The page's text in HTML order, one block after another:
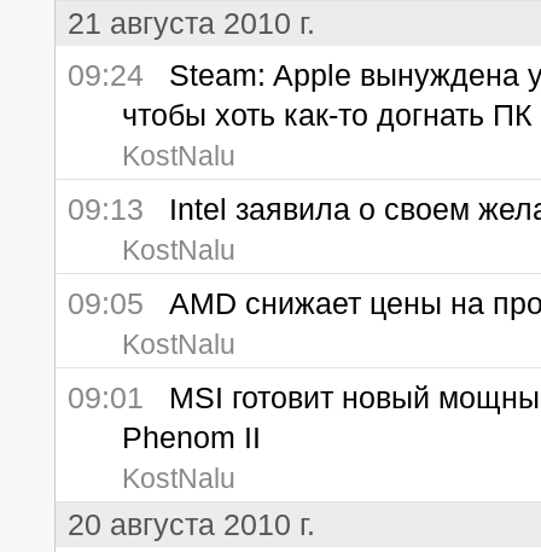
21 августа 2010 г.
09:24 Steam: Apple вынуждена
чтобы хоть как-то догнать ПК
KostNalu
09:13 Intel заявила о своем
KostNalu
09:05 AMD снижает цены на
KostNalu
09:01 MSI готовит новый
Phenom II
KostNalu
20 августа 2010 г.